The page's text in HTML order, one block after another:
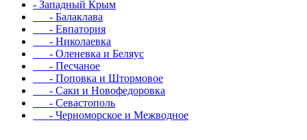
- Западный Крым
- Балаклава
- Евпатория
- Николаевка
- Оленевка и Беляус
- Песчаное
- Поповка и Штормовое
- Саки и Новофедоровка
- Севастополь
- Черноморское и Межводное